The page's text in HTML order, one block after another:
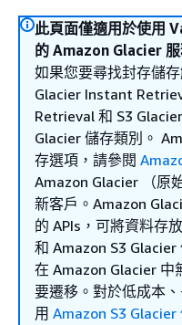
此頁面僅適用於使用
的 Amazon Glacier 服
如果您要尋找封存儲
Glacier Instant
Retrieval 和 S3
Glacier 儲存類別。
存選項，請參閱
Amazon Glacier （原
新客戶。Amazon
的 APIs，可將資料存
和 Amazon S3
在 Amazon Glacier 中
要遷移。對於低成本
用 Amazon S3 Glacier